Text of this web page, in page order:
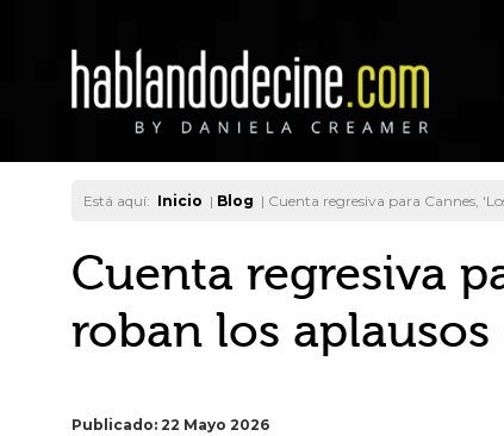
Está aquí: Inicio | Blog | Cuenta regresiva para Cannes,
Cuenta regresiva
roban los
Publicado: 22 Mayo 2026